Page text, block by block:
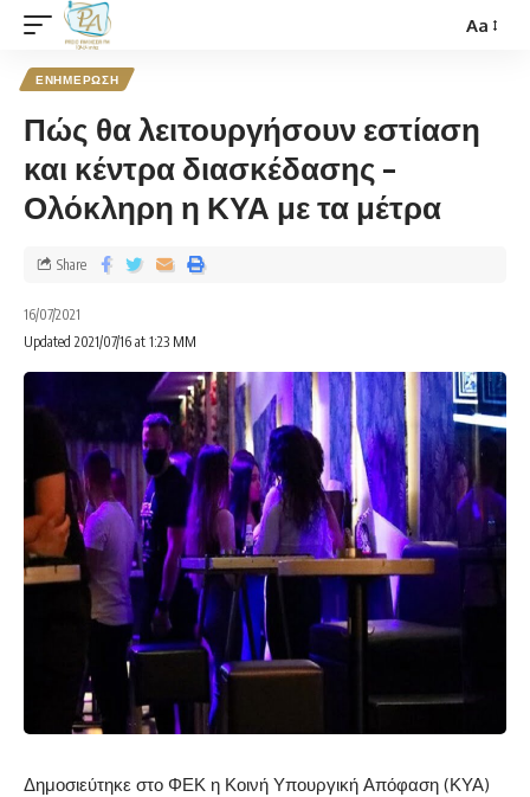
Aa
ΕΝΗΜΕΡΩΣΗ
Πώς θα λειτουργήσουν εστίαση
και κέντρα διασκέδασης –
Ολόκληρη η ΚΥΑ με τα μέτρα
16/07/2021
Updated 2021/07/16 at 1:23 ΜΜ
Share
Δημοσιεύτηκε στο ΦΕΚ η Κοινή Υπουργική Απόφαση (ΚΥΑ)